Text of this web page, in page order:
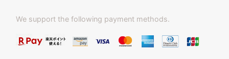
We support the following payment methods.